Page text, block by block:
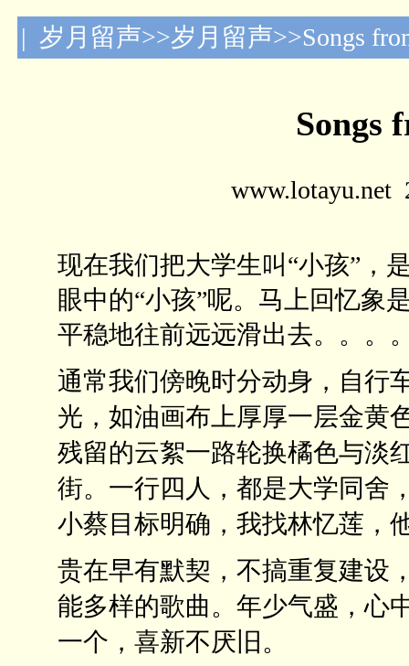
| 岁月留声>>岁月留声>>Songs
Songs
www.lotayu.net
现在我们把大学生叫“小孩”，
眼中的“小孩”呢。马上回忆象
平稳地往前远远滑出去。。。
通常我们傍晚时分动身，自行
光，如油画布上厚厚一层金黄
残留的云絮一路轮换橘色与淡
街。一行四人，都是大学同舍
小蔡目标明确，我找林忆莲，
贵在早有默契，不搞重复建设
能多样的歌曲。年少气盛，心
一个，喜新不厌旧。